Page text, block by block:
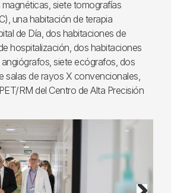
siete tomografías
una habitación de terapia
de Día, dos habitaciones de
hospitalización, dos habitaciones
siete ecógrafos, dos
salas de rayos X convencionales,
RM del Centro de Alta Precisión